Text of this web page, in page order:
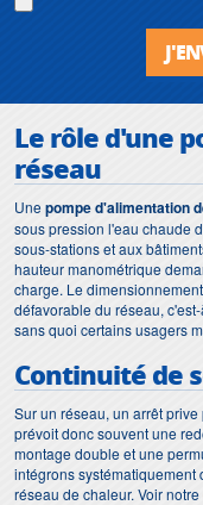
Le rôle d'une
réseau
Unepompe d'alimentation
sous pression l'eau chaude
sous-stations et aux
hauteur manométrique
charge. Le
défavorable du réseau,
sans quoi certains usagers
Continuité de
Sur un réseau, un arrêt
prévoit donc souvent une
montage double et une
intégrons systématiquement
réseau de chaleur. Voir notre